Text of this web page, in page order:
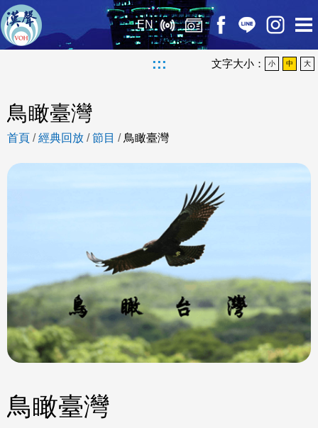
EN
::: 文字大小： 小 中 大
鳥瞰臺灣
首頁 /經典回放 /節目 / 鳥瞰臺灣
鳥瞰臺灣